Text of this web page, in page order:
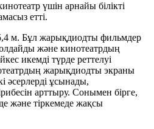
үшін арнайы білікті
етті.
м. Бұл жарықдиодты фильмдер
және кинотеатрдың
икемді түрде реттелуі
жарықдиодты экраны
әсерлерді ұсынады,
арттыру. Сонымен бірге,
және тіркемеде жақсы